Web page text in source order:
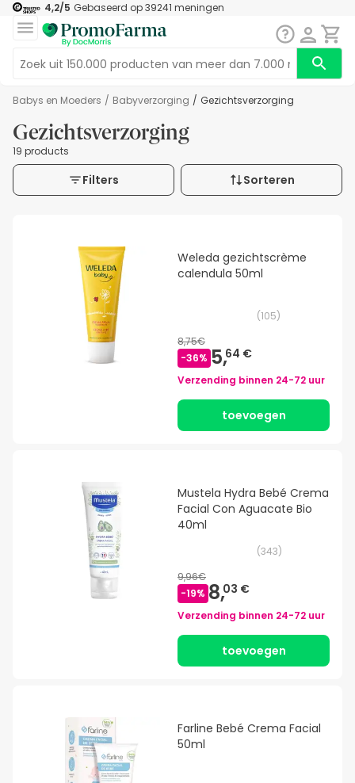
4,2/5 Gebaseerd op39241 meningen
Babys en Moeders / Babyverzorging / Gezichtsverzorging
Gezichtsverzorging
19 products
Filters Sorteren
Weleda gezichtscrème
calendula 50ml
(105)
8,75€
-36% 5,64 €
Verzending binnen 24-72 uur
toevoegen
Mustela Hydra Bebé Crema
Facial Con Aguacate Bio
40ml
(343)
9,96€
-19% 8,03 €
Verzending binnen 24-72 uur
toevoegen
Farline Bebé Crema Facial
50ml